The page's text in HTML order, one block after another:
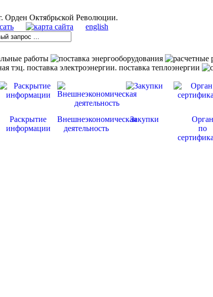
english
Раскрытие
информации
Внешнеэкономическая
деятельность
Закупки
Орган
по